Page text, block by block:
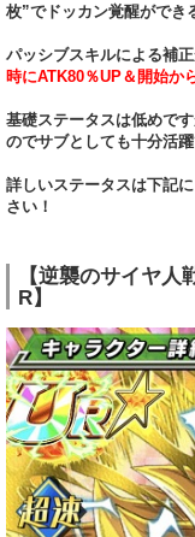
枚”でドッカン覚醒ができ
パッシブスキルによる補
時にATK80％UP＆開始か
基礎ステータスは低めで
のでサブとしても十分活
詳しいステータスは下記
さい！
【逆襲のサイヤ
R】